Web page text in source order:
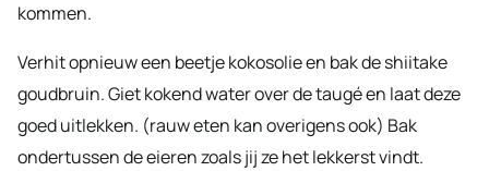
kommen.
Verhit opnieuw een beetje kokosolie en bak de shiitake
goudbruin. Giet kokend water over de taugé en laat deze
goed uitlekken. (rauw eten kan overigens ook) Bak
ondertussen de eieren zoals jij ze het lekkerst vindt.